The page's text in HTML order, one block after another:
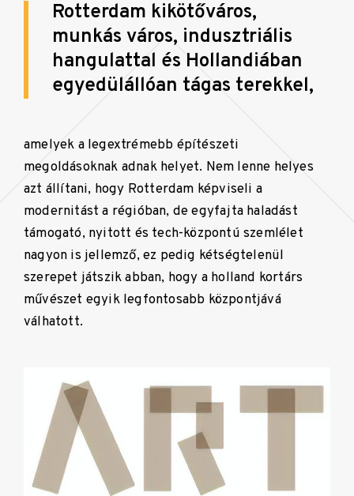
Rotterdam kikötőváros,
munkás város, indusztriális
hangulattal és Hollandiában
egyedülállóan tágas terekkel,
amelyek a legextrémebb építészeti
megoldásoknak adnak helyet. Nem lenne helyes
azt állítani, hogy Rotterdam képviseli a
modernitást a régióban, de egyfajta haladást
támogató, nyitott és tech-központú szemlélet
nagyon is jellemző, ez pedig kétségtelenül
szerepet játszik abban, hogy a holland kortárs
művészet egyik legfontosabb központjává
válhatott.